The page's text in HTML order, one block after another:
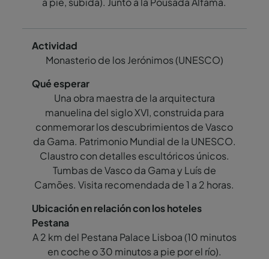
Monasterio de los Jerónimos (UNESCO)
Una obra maestra de la arquitectura
manuelina del siglo XVI, construida para
conmemorar los descubrimientos de Vasco
da Gama. Patrimonio Mundial de la UNESCO.
Claustro con detalles escultóricos únicos.
Tumbas de Vasco da Gama y Luís de
Camões. Visita recomendada de 1 a 2 horas.
A 2 km del Pestana Palace Lisboa (10 minutos
en coche o 30 minutos a pie por el río).